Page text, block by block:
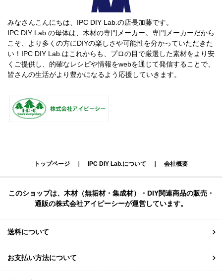
みなさんこんにちは、IPC DIY Lab.の店長加藤です。
IPC DIY Lab.の母体は、木材の専門メーカー。専門メーカーだから
こそ、より多くの方にDIYの楽しさや可能性を分かっていただきた
い！IPC DIY Lab.はこれからも、プロの目で厳選した素材をより安
くご提供し、的確なレシピや情報をwebを通じて発信することで、
皆さんの生活がより豊かになるよう応援していきます。
トップページ IPC DIY Lab.について 会社概要
このショップは、木材（無垢材・集成材）・DIY関連商品の販売・
通販の株式会社アイピーシーが運営しています。
送料について
お支払い方法について